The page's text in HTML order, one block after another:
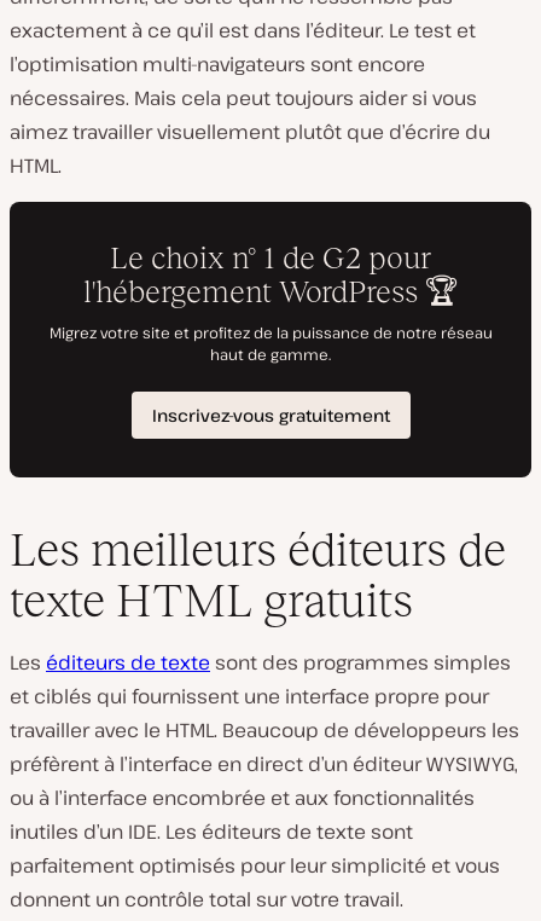
exactement à ce qu’il est dans l’éditeur. Le test et
l’optimisation multi-navigateurs sont encore
nécessaires. Mais cela peut toujours aider si vous
aimez travailler visuellement plutôt que d’écrire du
HTML.
Les meilleurs éditeurs de
texte HTML gratuits
Les éditeurs de texte sont des programmes simples
et ciblés qui fournissent une interface propre pour
travailler avec le HTML. Beaucoup de développeurs les
préfèrent à l’interface en direct d’un éditeur WYSIWYG,
ou à l’interface encombrée et aux fonctionnalités
inutiles d’un IDE. Les éditeurs de texte sont
parfaitement optimisés pour leur simplicité et vous
donnent un contrôle total sur votre travail.